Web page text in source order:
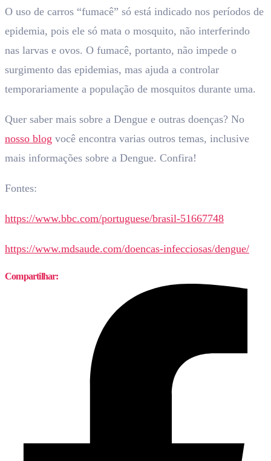
O uso de carros “fumacê” só está indicado nos períodos de
epidemia, pois ele só mata o mosquito, não interferindo
nas larvas e ovos. O fumacê, portanto, não impede o
surgimento das epidemias, mas ajuda a controlar
temporariamente a população de mosquitos durante uma.
Quer saber mais sobre a Dengue e outras doenças? No
nosso blog você encontra varias outros temas, inclusive
mais informações sobre a Dengue. Confira!
Fontes:
https://www.bbc.com/portuguese/brasil-51667748
https://www.mdsaude.com/doencas-infecciosas/dengue/
Compartilhar: